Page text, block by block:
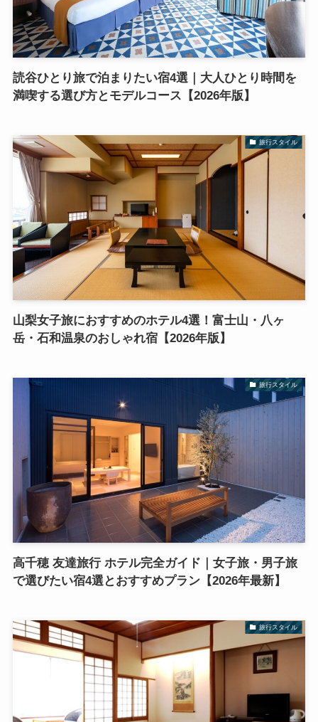
読谷ひとり旅で泊まりたい宿4選｜大人ひとり時間を
満喫する選び方とモデルコース【2026年版】
旅行スタイル
山梨女子旅におすすめのホテル4選！富士山・八ヶ
岳・石和温泉のおしゃれ宿【2026年版】
旅行スタイル
高千穂 友達旅行 ホテル完全ガイド｜女子旅・男子旅
で選びたい宿4選とおすすめプラン【2026年最新】
旅行スタイル